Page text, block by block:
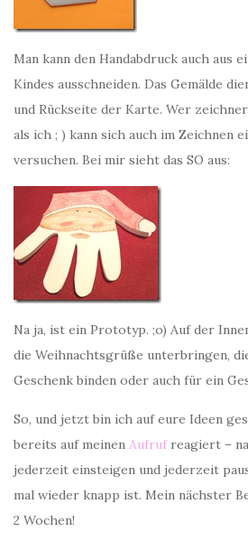
Man kann den Handabdruck auch aus
Kindes ausschneiden. Das Gemälde
und Rückseite der Karte. Wer
als ich ; ) kann sich auch im Zeichnen
versuchen. Bei mir sieht das SO aus:
Na ja, ist ein Prototyp. ;o) Auf der
die Weihnachtsgrüße unterbringen,
Geschenk binden oder auch für ein
So, und jetzt bin ich auf eure Ideen
bereits auf meinen Aufrufreagiert –
jederzeit einsteigen und jederzeit
mal wieder knapp ist. Mein nächster
2 Wochen!